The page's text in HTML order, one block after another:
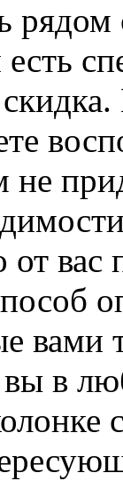
рядом
не
вас
вами
в